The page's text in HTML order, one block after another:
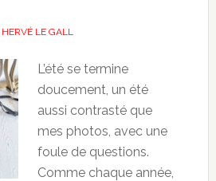
HERVÉ LE GALL
L’été se termine
doucement, un été
aussi contrasté que
mes photos, avec une
foule de questions.
Comme chaque année,